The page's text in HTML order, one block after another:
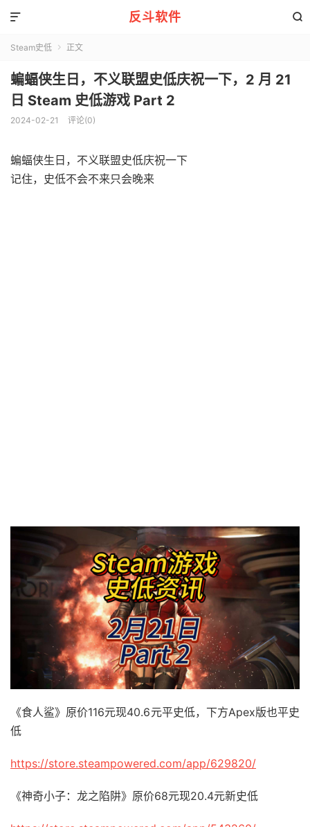
反斗软件 

Steam史低  正文
蝙蝠侠生日，不义联盟史低庆祝一下，2 月 21
日 Steam 史低游戏 Part 2
2024-02-21 评论(0)
蝙蝠侠生日，不义联盟史低庆祝一下
记住，史低不会不来只会晚来
《食人鲨》原价116元现40.6元平史低，下方Apex版也平史
低
https://store.steampowered.com/app/629820/
《神奇小子：龙之陷阱》原价68元现20.4元新史低